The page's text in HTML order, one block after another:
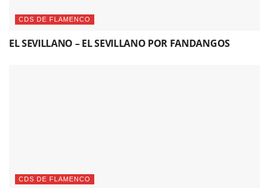
CDS DE FLAMENCO
EL SEVILLANO – EL SEVILLANO POR FANDANGOS
CDS DE FLAMENCO